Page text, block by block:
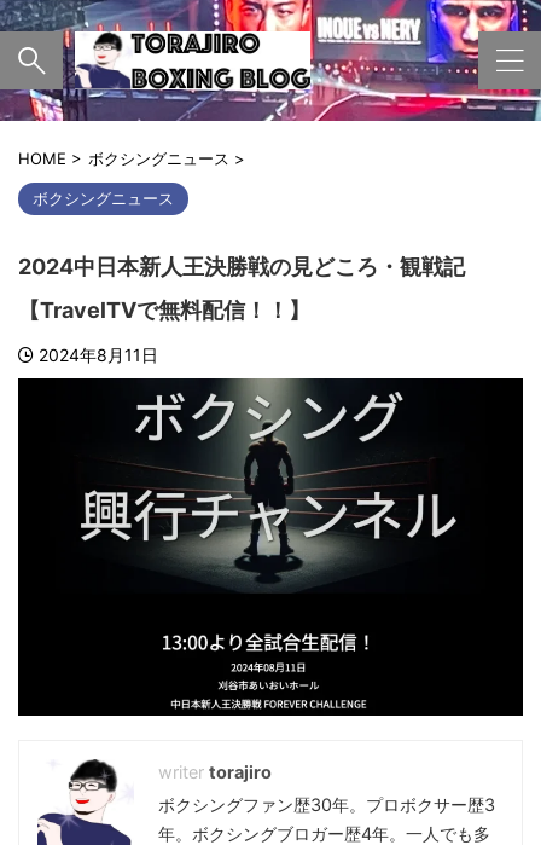
HOME > ボクシングニュース >
ボクシングニュース
2024中日本新人王決勝戦の見どころ・観戦記
【TravelTVで無料配信！！】
2024年8月11日
torajiro
ボクシングファン歴30年。プロボクサー歴3
年。ボクシングブロガー歴4年。一人でも多